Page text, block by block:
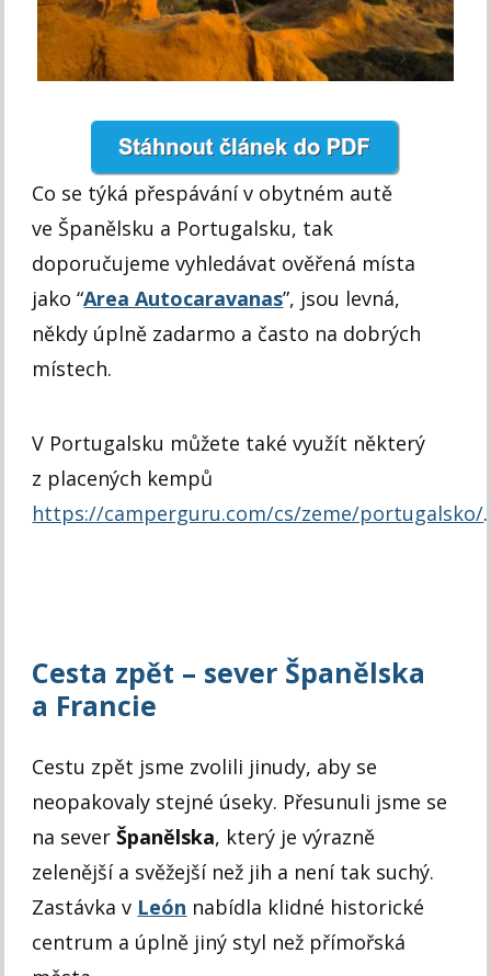
Co se týká přespávání v obytném autě
ve Španělsku a Portugalsku, tak
doporučujeme vyhledávat ověřená místa
jako “Area Autocaravanas”, jsou levná,
někdy úplně zadarmo a často na dobrých
místech.
V Portugalsku můžete také využít některý
z placených kempů
https://camperguru.com/cs/zeme/portugalsko/.
Cesta zpět – sever Španělska
a Francie
Cestu zpět jsme zvolili jinudy, aby se
neopakovaly stejné úseky. Přesunuli jsme se
na severŠpanělska, který je výrazně
zelenější a svěžejší než jih a není tak suchý.
Zastávka v León nabídla klidné historické
centrum a úplně jiný styl než přímořská